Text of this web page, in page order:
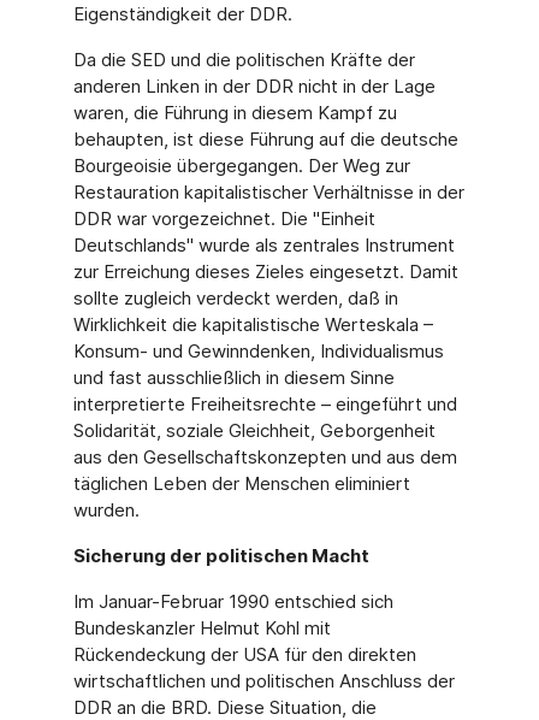
Eigenständigkeit der DDR.
Da die SED und die politischen Kräfte der
anderen Linken in der DDR nicht in der Lage
waren, die Führung in diesem Kampf zu
behaupten, ist diese Führung auf die deutsche
Bourgeoisie übergegangen. Der Weg zur
Restauration kapitalistischer Verhältnisse in der
DDR war vorgezeichnet. Die "Einheit
Deutschlands" wurde als zentrales Instrument
zur Erreichung dieses Zieles eingesetzt. Damit
sollte zugleich verdeckt werden, daß in
Wirklichkeit die kapitalistische Werteskala –
Konsum- und Gewinndenken, Individualismus
und fast ausschließlich in diesem Sinne
interpretierte Freiheitsrechte – eingeführt und
Solidarität, soziale Gleichheit, Geborgenheit
aus den Gesellschaftskonzepten und aus dem
täglichen Leben der Menschen eliminiert
wurden.
Sicherung der politischen Macht
Im Januar-Februar 1990 entschied sich
Bundeskanzler Helmut Kohl mit
Rückendeckung der USA für den direkten
wirtschaftlichen und politischen Anschluss der
DDR an die BRD. Diese Situation, die